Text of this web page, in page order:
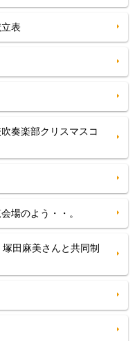
表
奏楽部クリスマスコ
場のよう・・。
田麻美さんと共同制